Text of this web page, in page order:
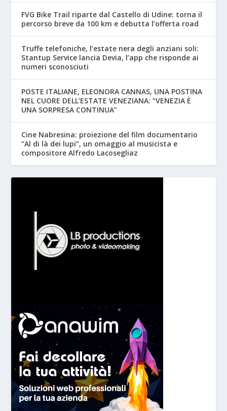
FVG Bike Trail riparte dal Castello di Udine: torna il
percorso breve da 100 km e debutta l’offerta road
Truffe telefoniche, l’estate nera degli anziani soli:
Stantup Service lancia Devia, l’app che risponde ai
numeri sconosciuti
POSTE ITALIANE, ELEONORA CANNAS, UNA POSTINA
NEL CUORE DELL’ESTATE VENEZIANA: “VENEZIA È
UNA SORPRESA CONTINUA”
Cine Nabresina: proiezione del film documentario
“Al di là dei lupi”, un omaggio al musicista e
compositore Alfredo Lacosegliaz